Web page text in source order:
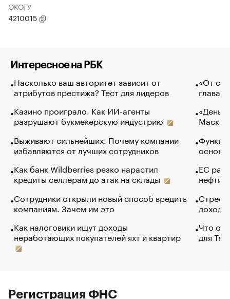
ОКОГУ
4210015
Интересное на РБК
Насколько ваш авторитет зависит от
атрибутов престижа? Тест для лидеров
Казино проиграло. Как ИИ-агенты
разрушают букмекерскую индустрию
Выживают сильнейших. Почему компании
избавляются от лучших сотрудников
Как банк Wildberries резко нарастил
кредиты селлерам до атак на склады
Сотрудники открыли новый способ вредить
компаниям. Зачем им это
Как налоговики ищут доходы
неработающих покупателей яхт и квартир
«От
глава
Маск в
основ
ЕС
нефти
Что
для
Регистрация ФНС